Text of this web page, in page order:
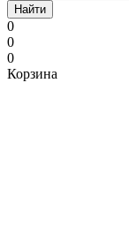
Найти
0
0
0
Корзина